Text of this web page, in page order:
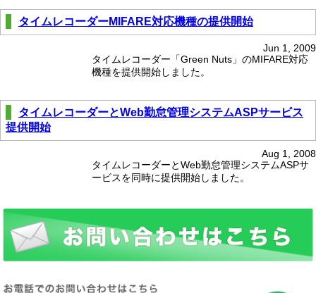
タイムレコーダーMIFARE対応機種の提供開始
Jun 1, 2009
タイムレコーダー「Green Nuts」のMIFARE対応
機種を提供開始しました。
タイムレコーダーとWeb勤怠管理システムASPサービス
提供開始
Aug 1, 2008
タイムレコーダーとWeb勤怠管理システムASPサ
ービスを同時に提供開始しました。